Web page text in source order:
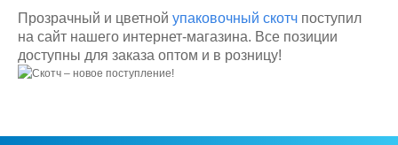
Прозрачный и цветной упаковочный скотч поступил
на сайт нашего интернет-магазина. Все позиции
доступны для заказа оптом и в розницу!